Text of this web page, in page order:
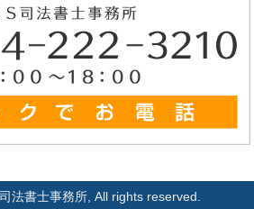
法書士事務所, All rights reserved.